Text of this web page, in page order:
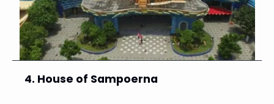
4. House of Sampoerna